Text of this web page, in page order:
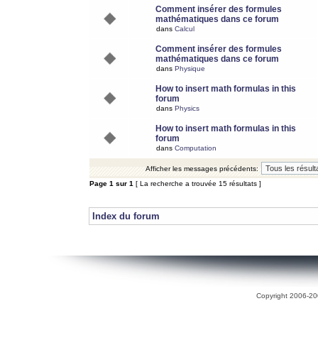
Comment insérer des formules
mathématiques dans ce forum
dans Calcul
Comment insérer des formules
mathématiques dans ce forum
dans Physique
How to insert math formulas in this
forum
dans Physics
How to insert math formulas in this
forum
dans Computation
Afficher les messages précédents:
Page 1 sur 1 [ La recherche a trouvée 15 résultats ]
Index du forum
Copyright 2006-